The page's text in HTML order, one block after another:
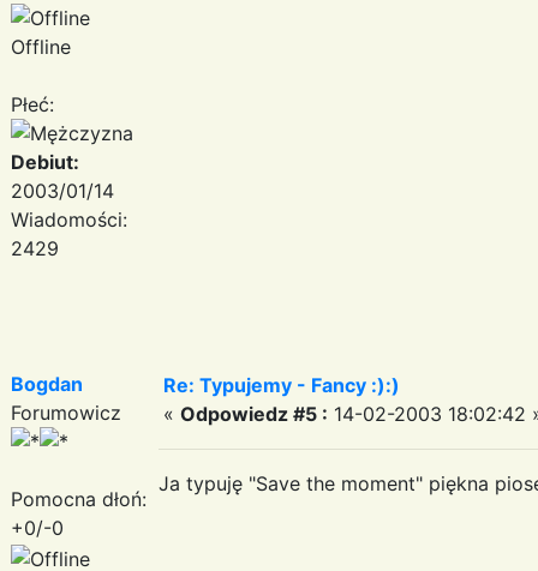
Offline
Płeć:
Debiut:
2003/01/14
Wiadomości:
2429
Bogdan
Forumowicz
Pomocna dłoń:
+0/-0
Re: Typujemy - Fancy :):)
« Odpowiedz #5 : 14-02-2003 18:02:42
Ja typuję "Save the moment" piękna